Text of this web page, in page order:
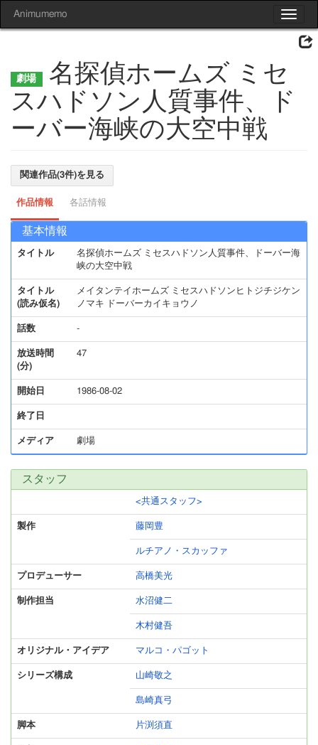
Toggle
Animumemo
名探偵ホームズ ミセ
スハドソン人質事件、ド
ーバー海峡の大空中戦
関連作品(3件)を見る
作品情報 各話情報
基本情報
タイトル
名探偵ホームズ ミセスハドソン人質事件、ドーバー海
峡の大空中戦
タイトル
(読み仮名)
メイタンテイホームズ ミセスハドソンヒトジチジケン
ノマキ ドーバーカイキョウノ
話数 -
放送時間
(分)
47
開始日 1986-08-02
終了日
メディア 劇場
スタッフ
<共通スタッフ>
製作 藤岡豊
ルチアノ・スカッファ
プロデューサー 高橋美光
制作担当 水沼健二
木村健吾
オリジナル・アイデア マルコ・パゴット
シリーズ構成 山崎敬之
島崎真弓
脚本 片渕須直